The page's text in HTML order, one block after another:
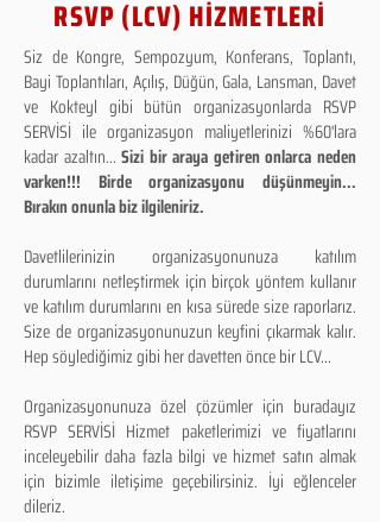
RSVP (LCV) HİZMETLERİ
Siz de Kongre, Sempozyum, Konferans, Toplantı,
Bayi Toplantıları, Açılış, Düğün, Gala, Lansman, Davet
ve Kokteyl gibi bütün organizasyonlarda RSVP
SERVİSİ ile organizasyon maliyetlerinizi %60'lara
kadar azaltın...Sizi bir araya getiren onlarca neden
varken!!! Birde organizasyonu düşünmeyin...
Bırakın onunla biz ilgileniriz.
Davetlilerinizin organizasyonunuza katılım
durumlarını netleştirmek için birçok yöntem kullanır
ve katılım durumlarını en kısa sürede size raporlarız.
Size de organizasyonunuzun keyfini çıkarmak kalır.
Hep söylediğimiz gibi her davetten önce bir LCV...
Organizasyonunuza özel çözümler için buradayız
RSVP SERVİSİ Hizmet paketlerimizi ve fiyatlarını
inceleyebilir daha fazla bilgi ve hizmet satın almak
için bizimle iletişime geçebilirsiniz. İyi eğlenceler
dileriz.